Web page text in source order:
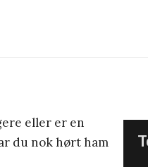
eller er en
du nok hørt ham